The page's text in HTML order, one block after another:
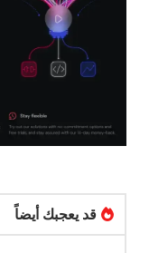
قد يعجبك أيضاً